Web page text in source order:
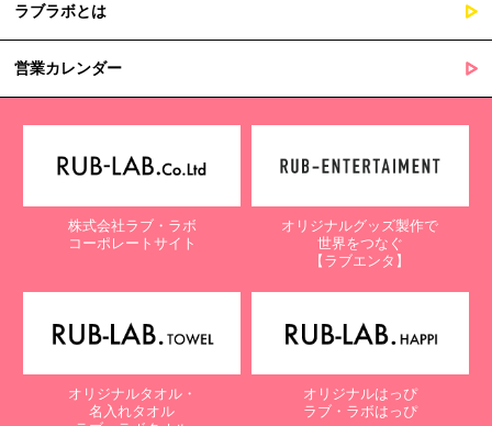
ラブラボとは
営業カレンダー
株式会社ラブ・ラボ
コーポレートサイト
オリジナルグッズ製作で
世界をつなぐ
【ラブエンタ】
オリジナルタオル・
名入れタオル
オリジナルはっぴ
ラブ・ラボはっぴ